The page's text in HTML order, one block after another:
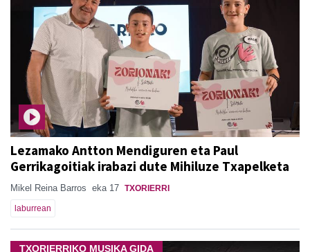
Lezamako Antton Mendiguren eta Paul
Gerrikagoitiak irabazi dute Mihiluze Txapelketa
Mikel Reina Barros eka 17 TXORIERRI
laburrean
TXORIERRIKO MUSIKA GIDA